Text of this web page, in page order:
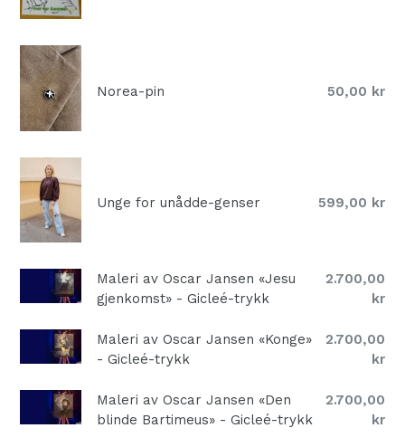
Norea-pin
Normal
50,00 kr
Unge for unådde-genser
Normal
599,00 kr
Maleri av Oscar Jansen «Jesu
gjenkomst» - Gicleé-trykk
2.700,00
kr
Maleri av Oscar Jansen «Konge»
- Gicleé-trykk
2.700,00
kr
Maleri av Oscar Jansen «Den
blinde Bartimeus» - Gicleé-trykk
2.700,00
kr